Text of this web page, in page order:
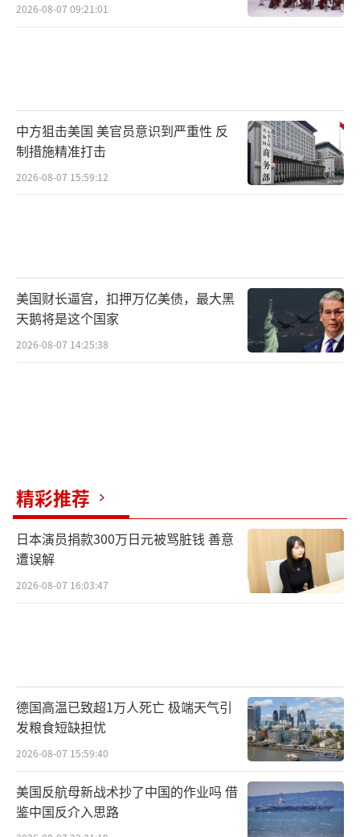
2026-08-07 09:21:01
中方狙击美国 美官员意识到严重性 反
制措施精准打击
2026-08-07 15:59:12
美国财长逼宫，扣押万亿美债，最大黑
天鹅将是这个国家
2026-08-07 14:25:38
精彩推荐
日本演员捐款300万日元被骂脏钱 善意
遭误解
2026-08-07 16:03:47
德国高温已致超1万人死亡 极端天气引
发粮食短缺担忧
2026-08-07 15:59:40
美国反航母新战术抄了中国的作业吗 借
鉴中国反介入思路